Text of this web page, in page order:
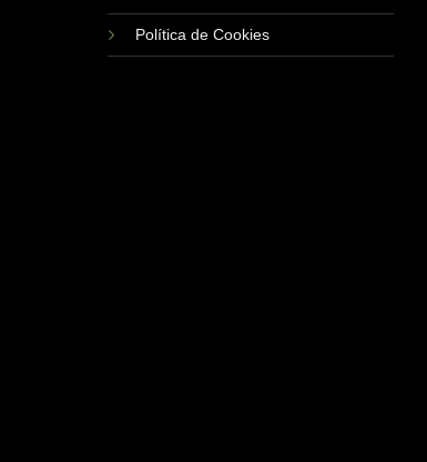
producto
Política de Cookies